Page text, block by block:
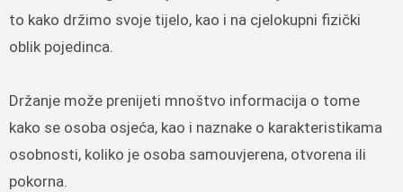
to kako držimo svoje tijelo, kao i na cjelokupni fizički
oblik pojedinca.
Držanje može prenijeti mnoštvo informacija o tome
kako se osoba osjeća, kao i naznake o karakteristikama
osobnosti, koliko je osoba samouvjerena, otvorena ili
pokorna.